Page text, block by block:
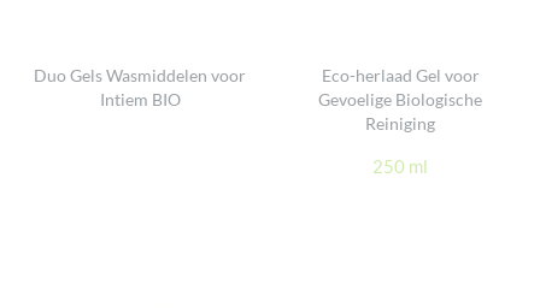
Duo Gels Wasmiddelen voor
Intiem BIO
Eco-herlaad Gel voor
Gevoelige Biologische
Reiniging
250 ml